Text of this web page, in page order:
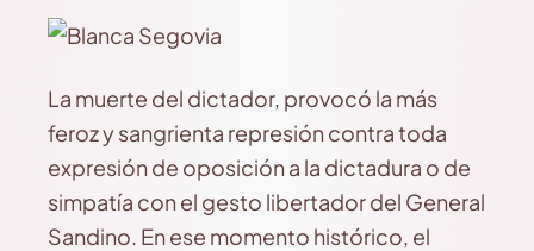
La muerte del dictador, provocó la más
feroz y sangrienta represión contra toda
expresión de oposición a la dictadura o de
simpatía con el gesto libertador del General
Sandino. En ese momento histórico, el